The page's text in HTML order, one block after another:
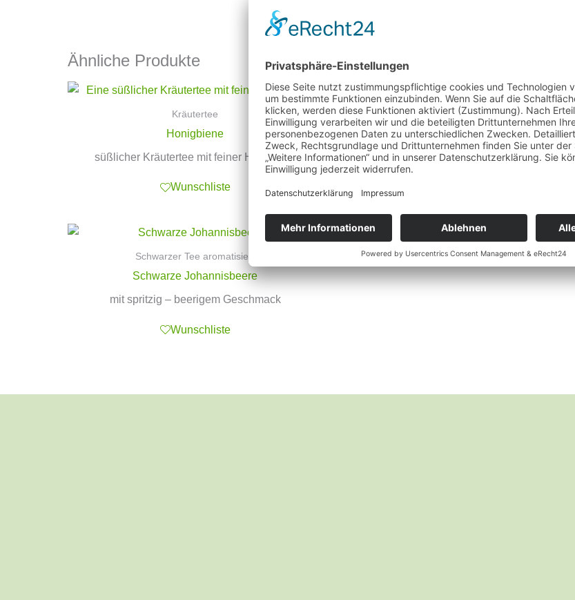
Ähnliche Produkte
Kräutertee
Honigbiene
süßlicher Kräutertee mit feiner Honignote
Wunschliste
Schwarzer Tee aromatisiert
Mango Royal
mit dem herrlichen Geschmack reifer Mangos
Schwarzer Tee aromatisiert
Schwarze Johannisbeere
mit spritzig – beerigem Geschmack
Wunschliste